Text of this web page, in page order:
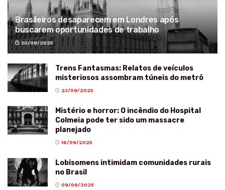
Brasileiros desaparecem em Londres após
buscarem oportunidades de trabalho
30/09/2025
Trens Fantasmas: Relatos de veículos
misteriosos assombram túneis do metrô
23/09/2025
Mistério e horror: O incêndio do Hospital
Colmeia pode ter sido um massacre
planejado
16/09/2025
Lobisomens intimidam comunidades rurais
no Brasil
09/09/2025